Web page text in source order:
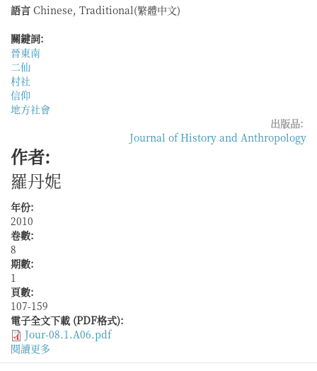
語言 Chinese, Traditional(繁體中文)
關鍵詞:
晉東南
二仙
村社
信仰
地方社會
出版品:
Journal of History and Anthropology
作者:
羅丹妮
年份:
2010
卷數:
8
期數:
1
頁數:
107-159
電子全文下載 (PDF格式):
Jour-08.1.A06.pdf
閱讀更多
於